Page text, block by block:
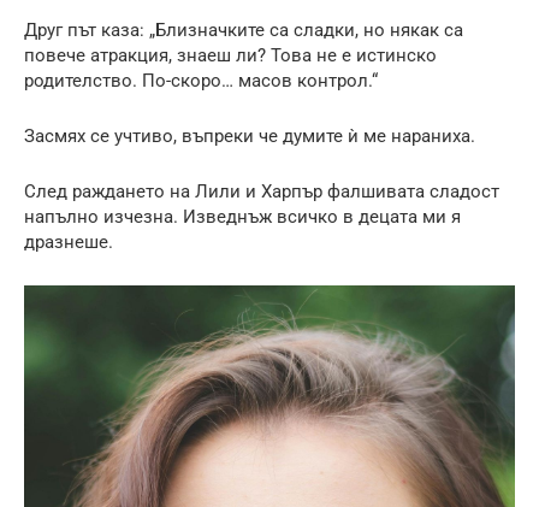
Друг път каза: „Близначките са сладки, но някак са
повече атракция, знаеш ли? Това не е истинско
родителство. По-скоро… масов контрол.“
Засмях се учтиво, въпреки че думите ѝ ме нараниха.
След раждането на Лили и Харпър фалшивата сладост
напълно изчезна. Изведнъж всичко в децата ми я
дразнеше.